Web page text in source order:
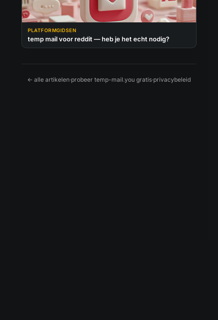
PLATFORMGIDSEN
temp mail voor reddit — heb je het echt nodig?
← alle artikelen·probeer temp-mail.you gratis·privacybeleid